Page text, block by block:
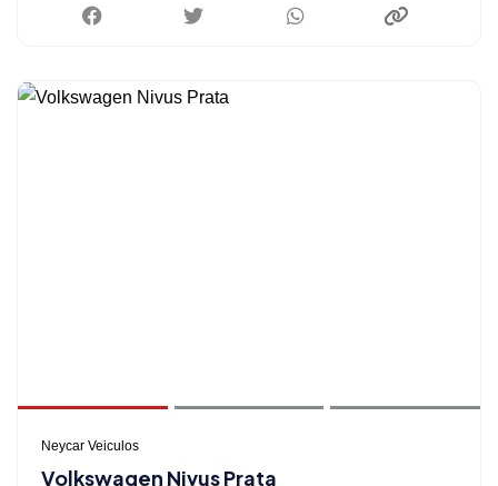
Neycar Veiculos
Volkswagen Nivus Prata